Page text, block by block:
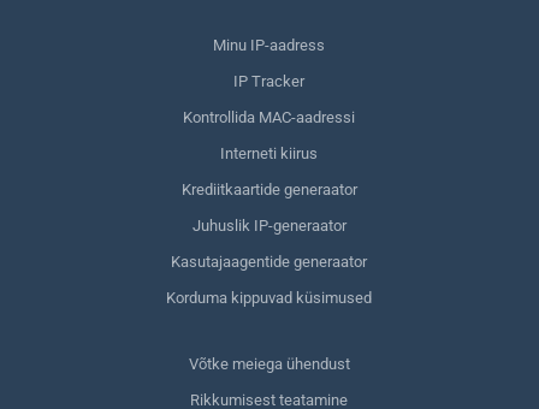
Minu IP-aadress
IP Tracker
Kontrollida MAC-aadressi
Interneti kiirus
Krediitkaartide generaator
Juhuslik IP-generaator
Kasutajaagentide generaator
Korduma kippuvad küsimused
Võtke meiega ühendust
Rikkumisest teatamine